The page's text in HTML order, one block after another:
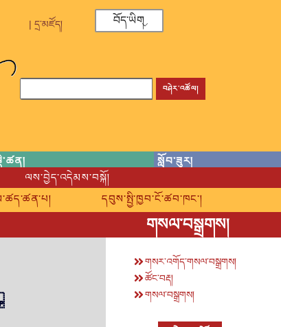
| དྲ་མཛོད། བོད་ཡིག
བཤེར་འཚོལ།
སློབ་ཟུར།
ལས་བྱེད་འདེམས་བསྐོ།
དབུས་སྤྱི་ཁྱབ་ངོ་ཚབ་ཁང་།
གསལ་བསྒྲགས།
གསར་འགོད་གསལ་བསྒྲགས།
ཚོང་བརྡ།
གསལ་བསྒྲགས།